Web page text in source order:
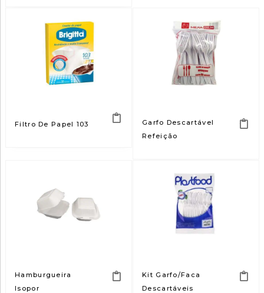
Filtro De Papel 103
Garfo Descartável
Refeição
Hamburgueira
Isopor
Kit Garfo/Faca
Descartáveis